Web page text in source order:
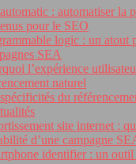
: automatiser la
pour le SEO
logic : un atout
SEA
l’expérience
naturel
du
site internet :
d’une campagne
identifier : un